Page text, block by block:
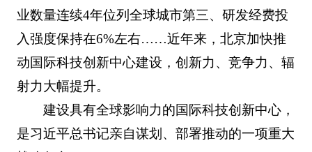
业数量连续4年位列全球城市第三、研发经费投
入强度保持在6%左右……近年来，北京加快推
动国际科技创新中心建设，创新力、竞争力、辐
射力大幅提升。
建设具有全球影响力的国际科技创新中心，
是习近平总书记亲自谋划、部署推动的一项重大